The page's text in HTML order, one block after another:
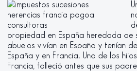
propiedad en España heredada de
abuelos vivían en España y tenían
España y en Francia. Uno de los
Francia, falleció antes que sus